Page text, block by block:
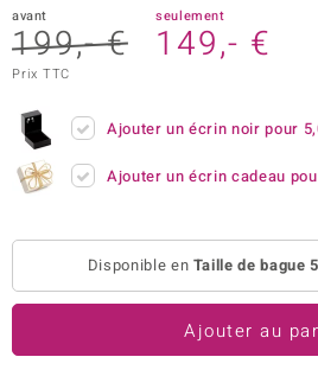
Collection
avant
199,- €
seulement
149,- €
Prix TTC
Ajouter un écrin noir pour
Ajouter un écrin cadeau
Disponible en Taille de bague
Ajouter au